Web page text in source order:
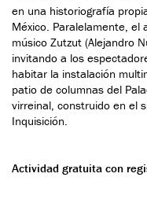
en una historiografía
México. Paralelamente,
músico Zutzut (Alejandro
invitando a los
habitar la instalación
patio de columnas del
virreinal, construido en el
Inquisición.
Actividad gratuita con